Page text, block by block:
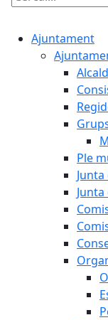
Cercar:
Ajuntament
Ple